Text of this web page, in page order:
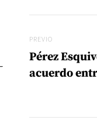
Previo
PREVIO
Pérez
acuerdo